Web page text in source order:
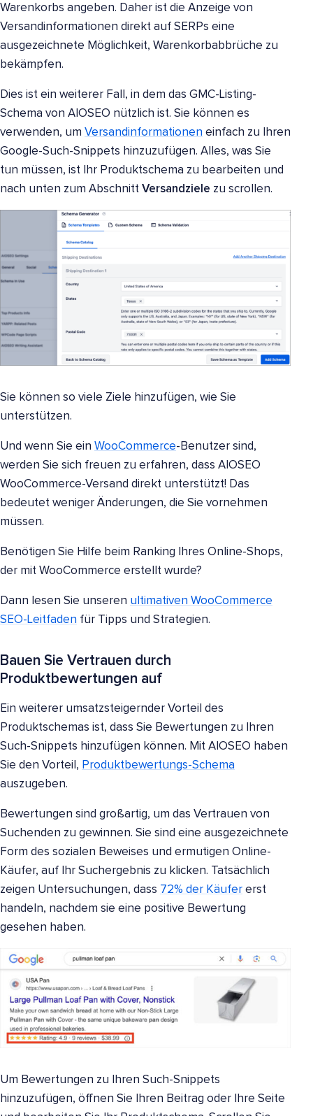
Warenkorbs angeben. Daher ist die Anzeige von
Versandinformationen direkt auf SERPs eine
ausgezeichnete Möglichkeit, Warenkorbabbrüche zu
bekämpfen.
Dies ist ein weiterer Fall, in dem das GMC-Listing-
Schema von AIOSEO nützlich ist. Sie können es
verwenden, um Versandinformationen einfach zu Ihren
Google-Such-Snippets hinzuzufügen. Alles, was Sie
tun müssen, ist Ihr Produktschema zu bearbeiten und
nach unten zum Abschnitt Versandziele zu scrollen.
Sie können so viele Ziele hinzufügen, wie Sie
unterstützen.
Und wenn Sie ein WooCommerce-Benutzer sind,
werden Sie sich freuen zu erfahren, dass AIOSEO
WooCommerce-Versand direkt unterstützt! Das
bedeutet weniger Änderungen, die Sie vornehmen
müssen.
Benötigen Sie Hilfe beim Ranking Ihres Online-Shops,
der mit WooCommerce erstellt wurde?
Dann lesen Sie unseren ultimativen WooCommerce
SEO-Leitfaden für Tipps und Strategien.
Bauen Sie Vertrauen durch
Produktbewertungen auf
Ein weiterer umsatzsteigernder Vorteil des
Produktschemas ist, dass Sie Bewertungen zu Ihren
Such-Snippets hinzufügen können. Mit AIOSEO haben
Sie den Vorteil, Produktbewertungs-Schema
auszugeben.
Bewertungen sind großartig, um das Vertrauen von
Suchenden zu gewinnen. Sie sind eine ausgezeichnete
Form des sozialen Beweises und ermutigen Online-
Käufer, auf Ihr Suchergebnis zu klicken. Tatsächlich
zeigen Untersuchungen, dass 72% der Käufer erst
handeln, nachdem sie eine positive Bewertung
gesehen haben.
Um Bewertungen zu Ihren Such-Snippets
hinzuzufügen, öffnen Sie Ihren Beitrag oder Ihre Seite